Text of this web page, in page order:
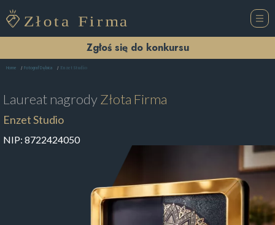
Zgłoś się do konkursu
Home Fotograf Dębica Enzet Studio
Laureat nagrodyZłota Firma
Enzet Studio
NIP: 8722424050